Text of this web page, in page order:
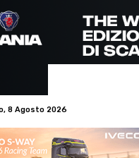
8 Agosto 2026